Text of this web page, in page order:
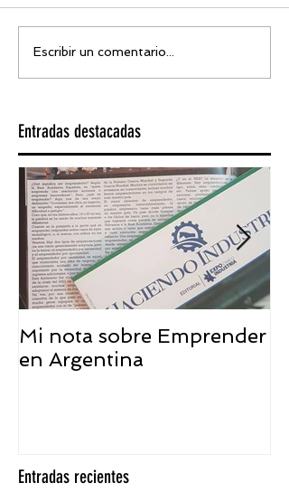
Escribir un comentario...
Entradas destacadas
Mi nota sobre Emprender
en Argentina
Entradas recientes